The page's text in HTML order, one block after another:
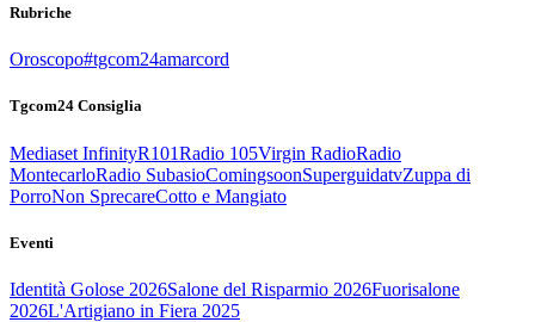
Rubriche
Oroscopo#tgcom24amarcord
Tgcom24 Consiglia
Mediaset InfinityR101Radio 105Virgin RadioRadio
MontecarloRadio SubasioComingsoonSuperguidatvZuppa di
PorroNon SprecareCotto e Mangiato
Eventi
Identità Golose 2026Salone del Risparmio 2026Fuorisalone
2026L'Artigiano in Fiera 2025